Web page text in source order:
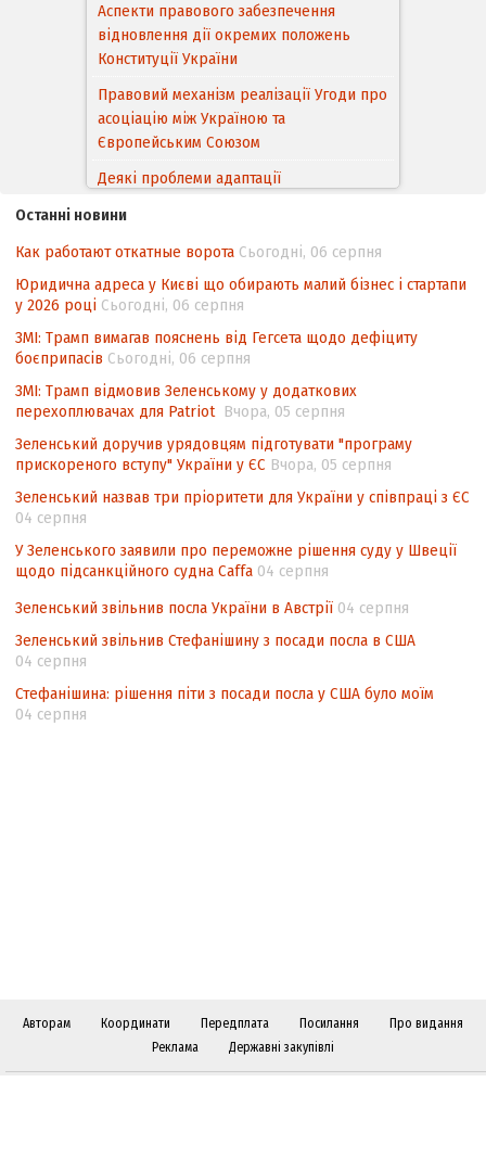
Аспекти правового забезпечення
відновлення дії окремих положень
Конституції України
Правовий механізм реалізації Угоди про
асоціацію між Україною та
Європейським Cоюзом
Деякі проблеми адаптації
походження товарів відповідно до
Угоди про торговельні аспекти прав
інтелектуальної власності (TRIPS) у
контексті євроінтеграції
Аналіз виборчого законодавства щодо
невизначеності механізму повторного
підрахунку голосів виборців
Інформаційна безпека суспільства
Останні новини
Как работают откатные ворота Сьогодні, 06 серпня
Юридична адреса у Києві що обирають малий бізнес і стартапи
у 2026 році Сьогодні, 06 серпня
ЗМІ: Трамп вимагав пояснень від Гегсета щодо дефіциту
боєприпасів Сьогодні, 06 серпня
ЗМІ: Трамп відмовив Зеленському у додаткових
перехоплювачах для Patriot Вчора, 05 серпня
Зеленський доручив урядовцям підготувати "програму
прискореного вступу" України у ЄС Вчора, 05 серпня
Зеленський назвав три пріоритети для України у співпраці з ЄС
04 серпня
У Зеленського заявили про переможне рішення суду у Швеції
щодо підсанкційного судна Caffa 04 серпня
Зеленський звільнив посла України в Австрії 04 серпня
Зеленський звільнив Стефанішину з посади посла в США
04 серпня
Стефанішина: рішення піти з посади посла у США було моїм
04 серпня
Авторам Координати Передплата Посилання
Про видання
Реклама
Державні закупівлі